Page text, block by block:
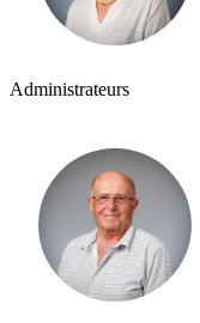
Administrateurs